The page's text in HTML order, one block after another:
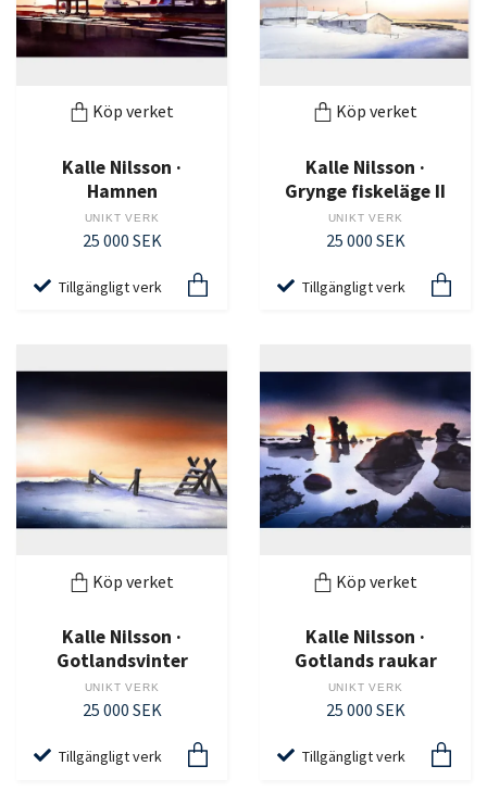
Köp verket
Kalle Nilsson ·
Hamnen
UNIKT VERK
25 000 SEK
Tillgängligt verk
Köp verket
Kalle Nilsson ·
Grynge fiskeläge II
UNIKT VERK
25 000 SEK
Tillgängligt verk
Köp verket
Kalle Nilsson ·
Gotlandsvinter
UNIKT VERK
25 000 SEK
Tillgängligt verk
Köp verket
Kalle Nilsson ·
Gotlands raukar
UNIKT VERK
25 000 SEK
Tillgängligt verk